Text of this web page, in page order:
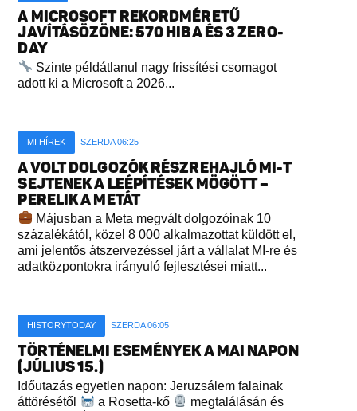
A MICROSOFT REKORDMÉRETŰ
JAVÍTÁSÖZÖNE: 570 HIBA ÉS 3 ZERO-
DAY
Szinte példátlanul nagy frissítési csomagot
adott ki a Microsoft a 2026...
MI HÍREK SZERDA 06:25
A VOLT DOLGOZÓK RÉSZREHAJLÓ MI-T
SEJTENEK A LEÉPÍTÉSEK MÖGÖTT –
PERELIK A METÁT
Májusban a Meta megvált dolgozóinak 10
százalékától, közel 8 000 alkalmazottat küldött el,
ami jelentős átszervezéssel járt a vállalat MI-re és
adatközpontokra irányuló fejlesztései miatt...
HISTORYTODAY SZERDA 06:05
TÖRTÉNELMI ESEMÉNYEK A MAI NAPON
(JÚLIUS 15.)
Időutazás egyetlen napon: Jeruzsálem falainak
áttörésétől
a Rosetta-kő
megtalálásán és